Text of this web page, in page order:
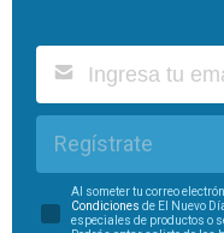
Regístrate
Al someter tu correo
Condiciones de El Nuevo
especiales de productos o